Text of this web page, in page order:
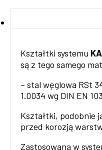
Kształtki systemu
są z tego samego
– stal węglowa RSt
1.0034 wg DIN EN
Kształtki, podobnie
przed korozją
Zastosowana w